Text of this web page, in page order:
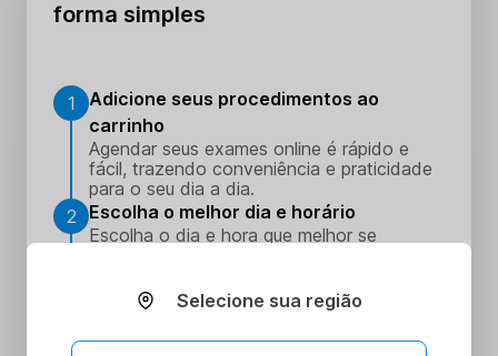
forma simples
1
Adicione seus procedimentos ao
carrinho
Agendar seus exames online é rápido e
fácil, trazendo conveniência e praticidade
para o seu dia a dia.
2
Escolha o melhor dia e horário
Escolha o dia e hora que melhor se
Realize seus procedimentos
escolhida
Selecione sua região